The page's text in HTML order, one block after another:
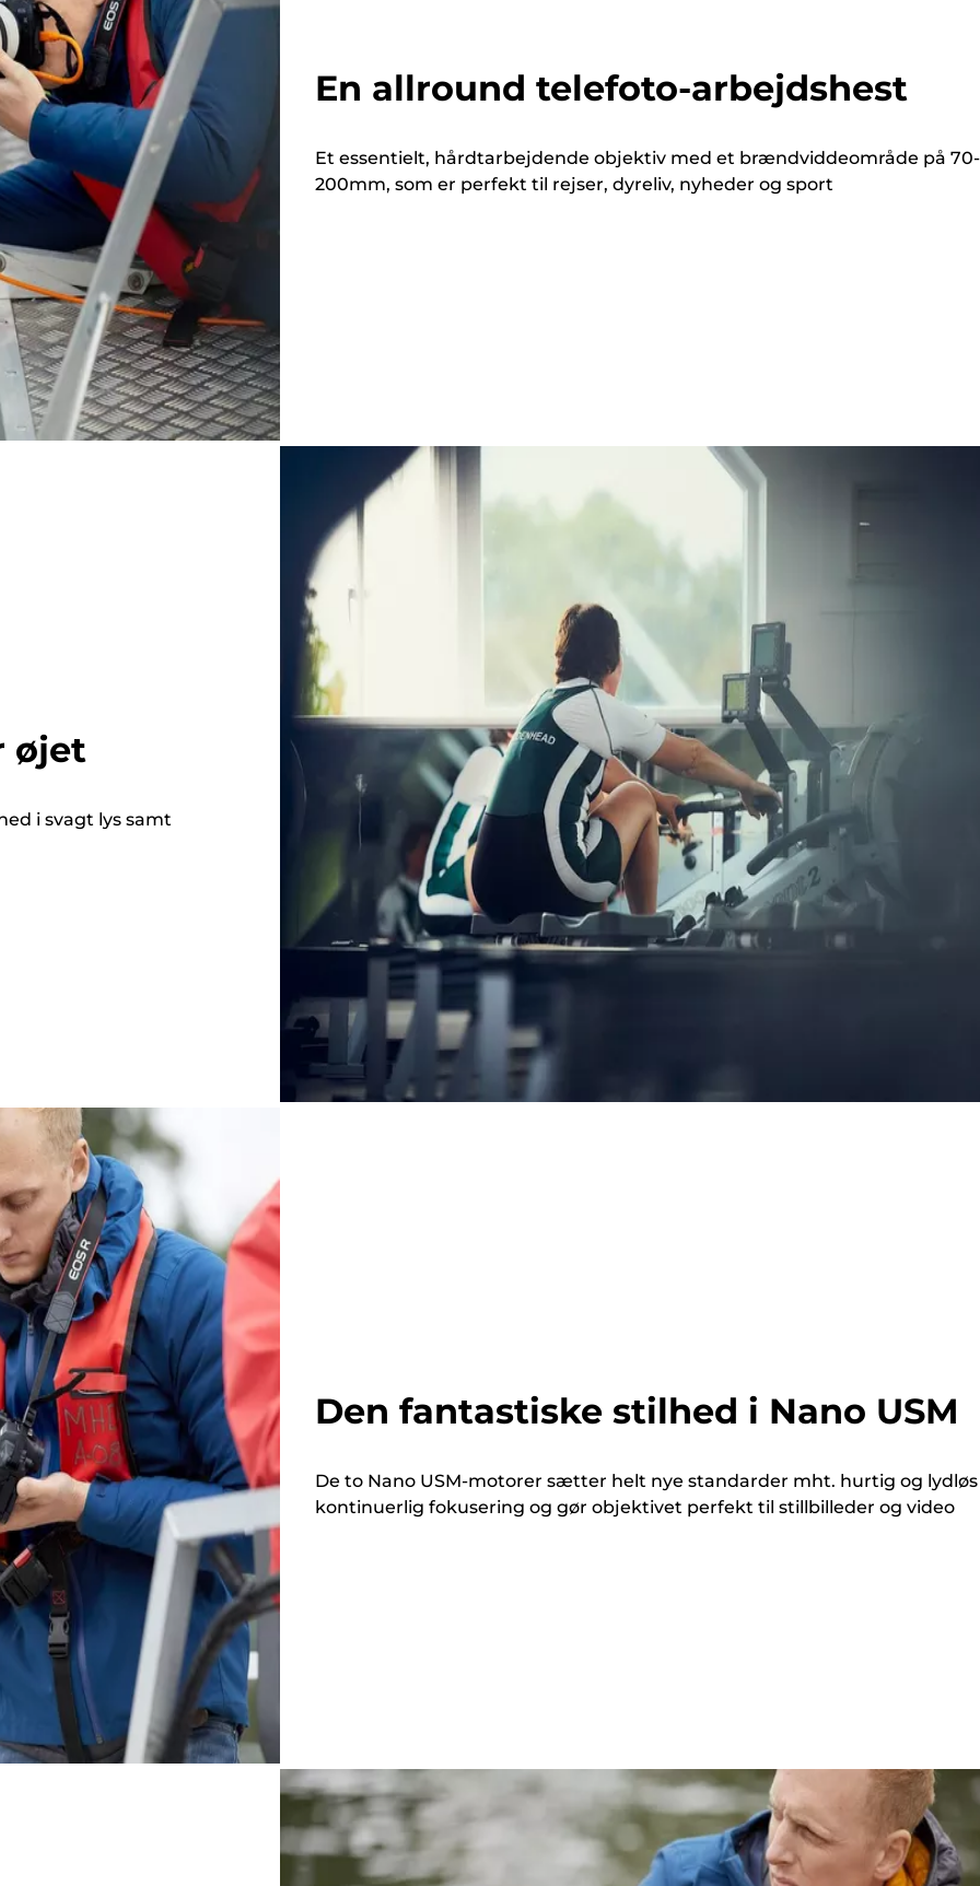
En allround telefoto-arbejdshest
Et essentielt, hårdtarbejdende objektiv med et brændviddeområde på 70-
200mm, som er perfekt til rejser, dyreliv, nyheder og sport
øjet
i svagt lys samt
Den fantastiske stilhed i Nano USM
De to Nano USM-motorer sætter helt nye standarder mht. hurtig og lydløs
kontinuerlig fokusering og gør objektivet perfekt til stillbilleder og video